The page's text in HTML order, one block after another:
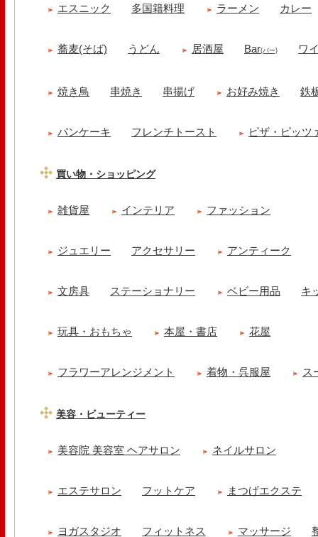
エスニック 多国籍料理 ラーメン カレー
蕎麦(そば) うどん 居酒屋 Bar(バー) ワ
焼き鳥 串焼き 串揚げ お好み焼き 鉄
パンケーキ フレンチトースト ピザ・ピッツ
買い物・ショッピング
雑貨屋 インテリア ファッション
ジュエリー アクセサリー アンティーク
文房具 ステーショナリー ベビー用品 キ
玩具・おもちゃ 本屋・書店 花屋
フラワーアレンジメント 着物・呉服屋 ス
美容・ビューティー
美容院 美容室 ヘアサロン ネイルサロン
エステサロン フットケア まつげエクステ
ヨガスタジオ フィットネス マッサージ